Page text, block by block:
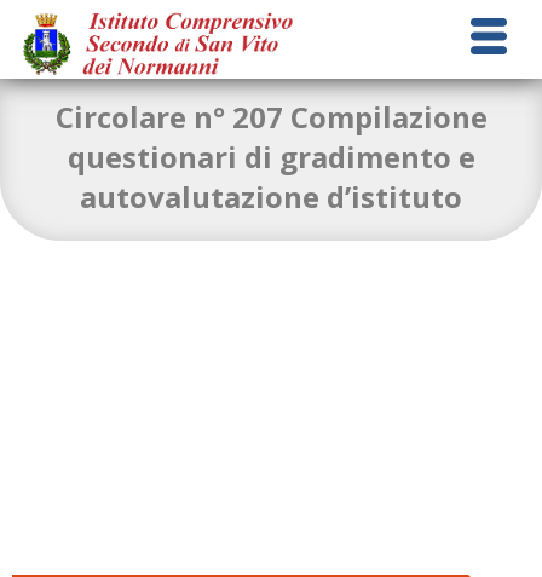
Circolare n° 207 Compilazione
questionari di gradimento e
autovalutazione d’istituto